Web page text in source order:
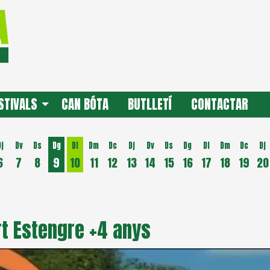
CAN BÓTA BUTLLETÍ CONTACTAR
Dv
7
Ds
8
Dg
9
Dl
10
Dm
11
Dc
12
Dj
13
Dv
14
Ds
15
Dg
16
Dl
17
Dm
18
Dc
19
Dj
20
Estengre +4 anys